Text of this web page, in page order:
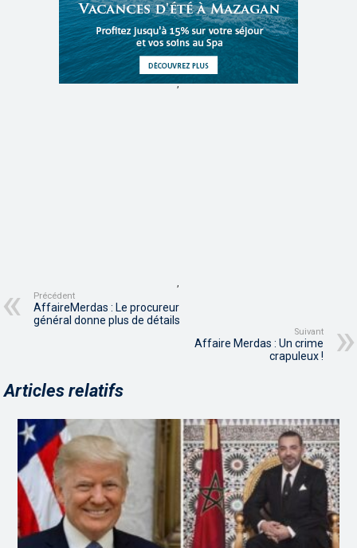
,
,
Précédent
AffaireMerdas : Le procureur
général donne plus de détails
Suivant
Affaire Merdas : Un crime
crapuleux !
Articles relatifs